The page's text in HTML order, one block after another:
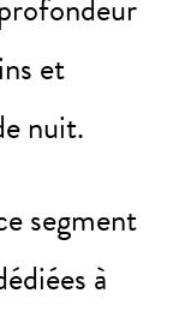
et
nuit.
segment
à